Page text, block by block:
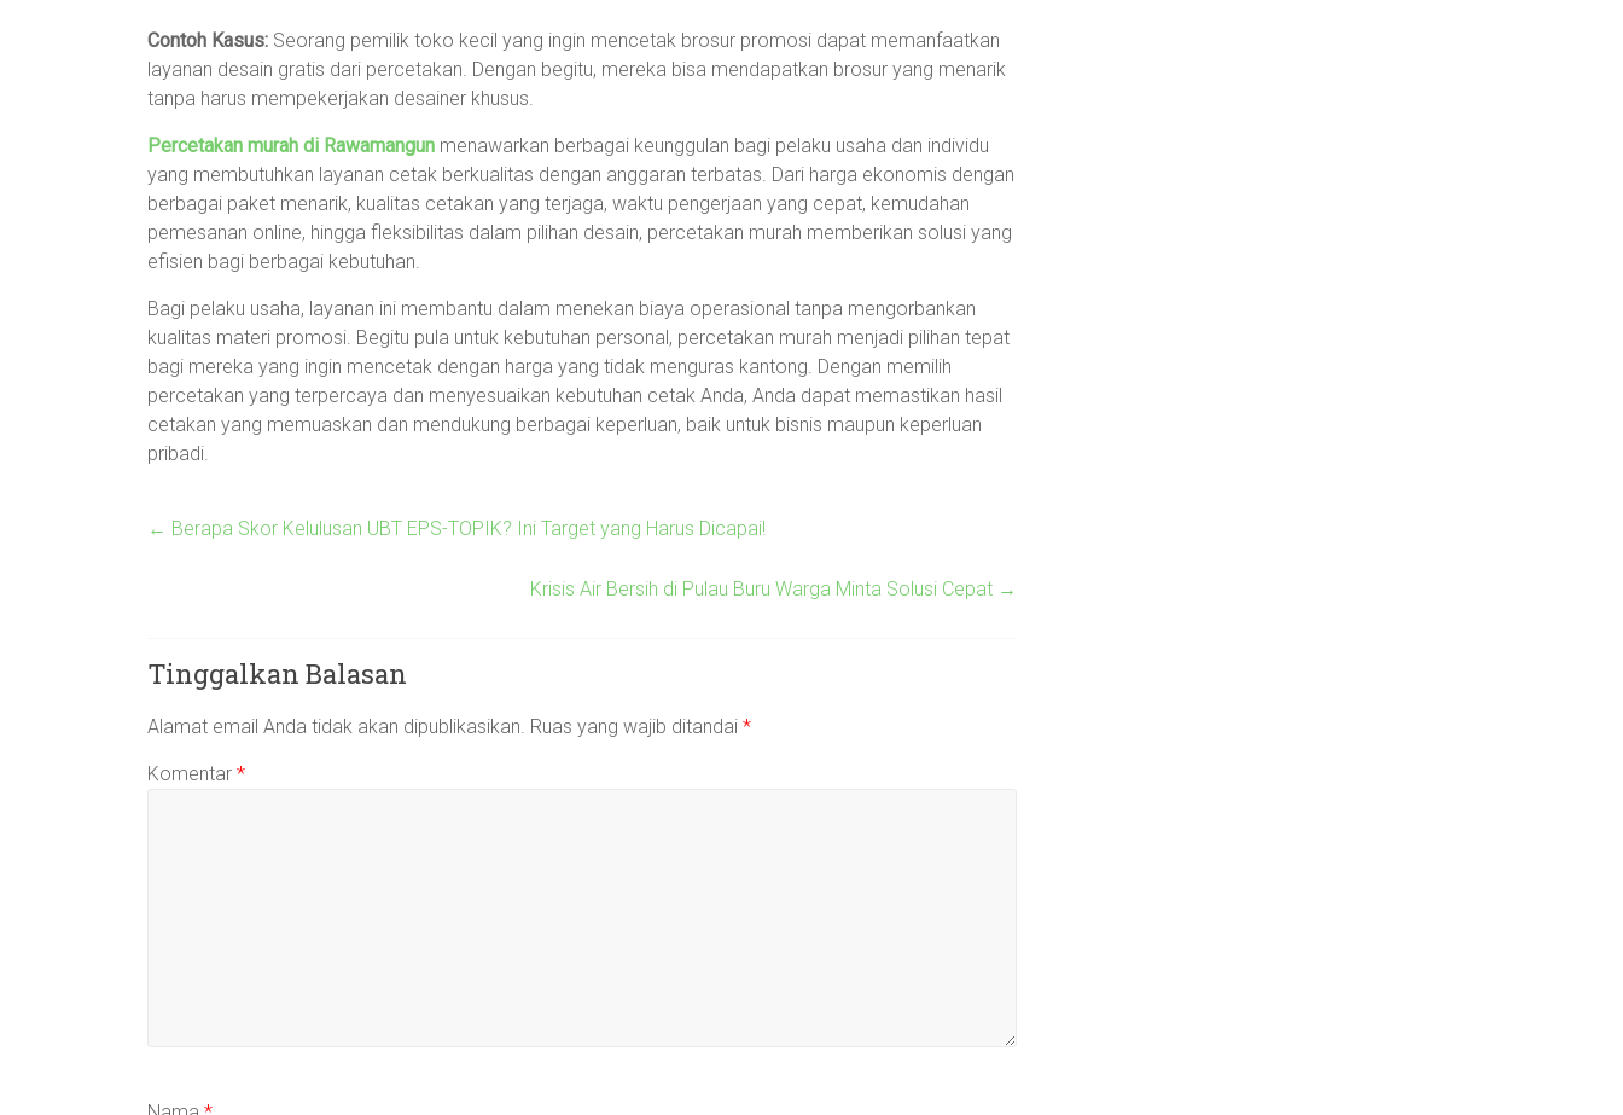
Contoh Kasus: Seorang pemilik toko kecil yang ingin mencetak brosur promosi dapat memanfaatkan
layanan desain gratis dari percetakan. Dengan begitu, mereka bisa mendapatkan brosur yang menarik
tanpa harus mempekerjakan desainer khusus.
Percetakan murah di Rawamangun menawarkan berbagai keunggulan bagi pelaku usaha dan individu
yang membutuhkan layanan cetak berkualitas dengan anggaran terbatas. Dari harga ekonomis dengan
berbagai paket menarik, kualitas cetakan yang terjaga, waktu pengerjaan yang cepat, kemudahan
pemesanan online, hingga fleksibilitas dalam pilihan desain, percetakan murah memberikan solusi yang
efisien bagi berbagai kebutuhan.
Bagi pelaku usaha, layanan ini membantu dalam menekan biaya operasional tanpa mengorbankan
kualitas materi promosi. Begitu pula untuk kebutuhan personal, percetakan murah menjadi pilihan tepat
bagi mereka yang ingin mencetak dengan harga yang tidak menguras kantong. Dengan memilih
percetakan yang terpercaya dan menyesuaikan kebutuhan cetak Anda, Anda dapat memastikan hasil
cetakan yang memuaskan dan mendukung berbagai keperluan, baik untuk bisnis maupun keperluan
pribadi.
← Berapa Skor Kelulusan UBT EPS-TOPIK? Ini Target yang Harus Dicapai!
Krisis Air Bersih di Pulau Buru Warga Minta Solusi Cepat →
Tinggalkan Balasan
Alamat email Anda tidak akan dipublikasikan. Ruas yang wajib ditandai *
Komentar *